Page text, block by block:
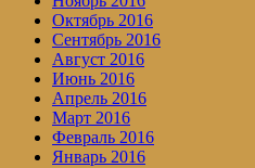
Октябрь 2016
Сентябрь 2016
Август 2016
Июнь 2016
Апрель 2016
Март 2016
Февраль 2016
Январь 2016